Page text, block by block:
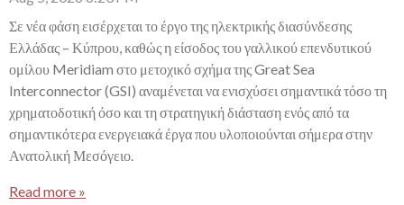
Σε νέα φάση εισέρχεται το έργο της ηλεκτρικής διασύνδεσης
Ελλάδας – Κύπρου, καθώς η είσοδος του γαλλικού επενδυτικού
ομίλου Meridiam στο μετοχικό σχήμα της Great Sea
Interconnector (GSI) αναμένεται να ενισχύσει σημαντικά τόσο τη
χρηματοδοτική όσο και τη στρατηγική διάσταση ενός από τα
σημαντικότερα ενεργειακά έργα που υλοποιούνται σήμερα στην
Ανατολική Μεσόγειο.
Read more »